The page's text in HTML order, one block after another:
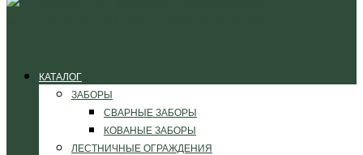
КАТАЛОГ
ЗАБОРЫ
СВАРНЫЕ ЗАБОРЫ
КОВАНЫЕ ЗАБОРЫ
ЛЕСТНИЧНЫЕ ОГРАЖДЕНИЯ